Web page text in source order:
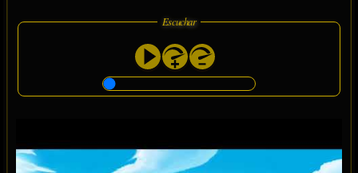
Escuchar